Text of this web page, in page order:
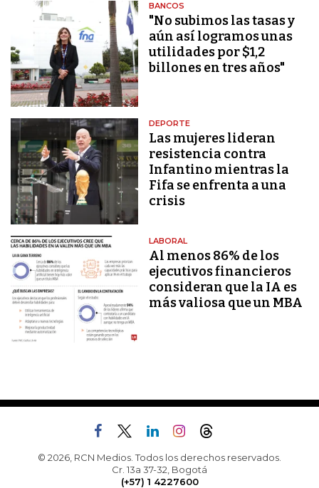
BANCOS
"No subimos las tasas y
aún así logramos unas
utilidades por $1,2
billones en tres años"
DEPORTE
Las mujeres lideran
resistencia contra
Infantino mientras la
Fifa se enfrenta a una
crisis
LABORAL
Al menos 86% de los
ejecutivos financieros
consideran que la IA es
más valiosa que un MBA
© 2026, RCN Medios. Todos los derechos reservados.
Cr. 13a 37-32, Bogotá
(+57) 1 4227600